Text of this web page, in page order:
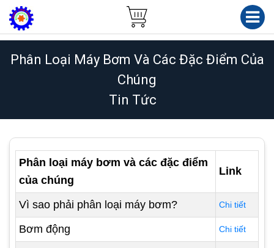
Phân Loại Máy Bơm Và Các Đặc Điểm Của
Chúng
Tin Tức
Phân loại máy bơm và các đặc điểm
của chúng
Link
Vì sao phải phân loại máy bơm? Chi tiết
Bơm động Chi tiết